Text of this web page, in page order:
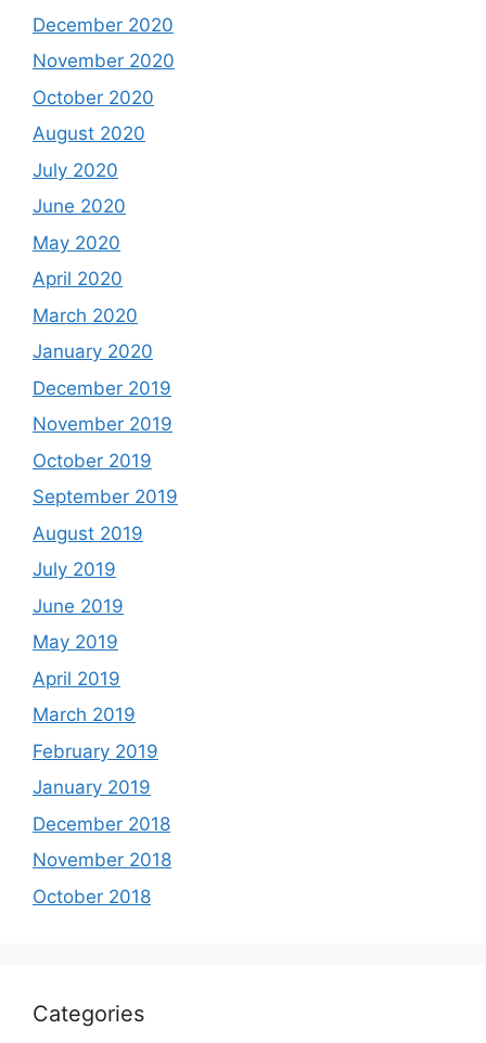
December 2020
November 2020
October 2020
August 2020
July 2020
June 2020
May 2020
April 2020
March 2020
January 2020
December 2019
November 2019
October 2019
September 2019
August 2019
July 2019
June 2019
May 2019
April 2019
March 2019
February 2019
January 2019
December 2018
November 2018
October 2018
Categories